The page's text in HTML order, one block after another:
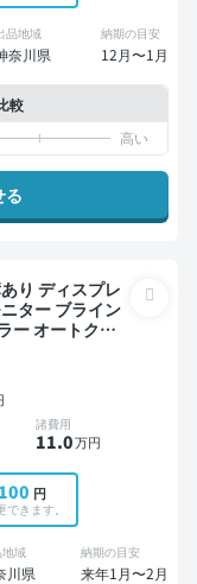
品地域
奈川県
納期の目安
12月〜1月
較
る
ター ブライン
ー オートクル
レコーダー 衝
諸費用
11.0万円
円
きます。
域
川県
納期の目安
来年1月〜2月